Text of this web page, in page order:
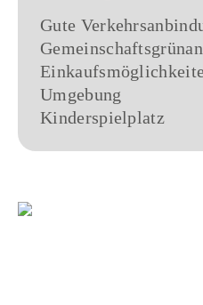
Gute
Umgebung
Kinderspielplatz